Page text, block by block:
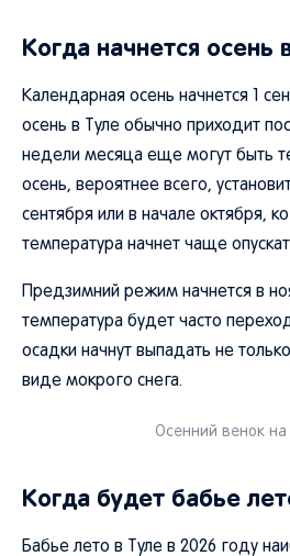
Когда начнется осень
Календарная осень начнется 1
осень в Туле обычно приходит
недели месяца еще могут быть
осень, вероятнее всего,
сентября или в начале октября,
температура начнет чаще
Предзимний режим начнется в
температура будет часто
осадки начнут выпадать не
виде мокрого снега.
Осенний венок
Когда будет бабье
Бабье лето в Туле в 2026 году